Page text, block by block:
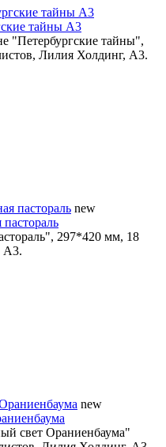
тайны А3
"Петербургские тайны",
Лилия Холдинг, А3.
new
297*420 мм, 18
А3.
new
свет Ораниенбаума"